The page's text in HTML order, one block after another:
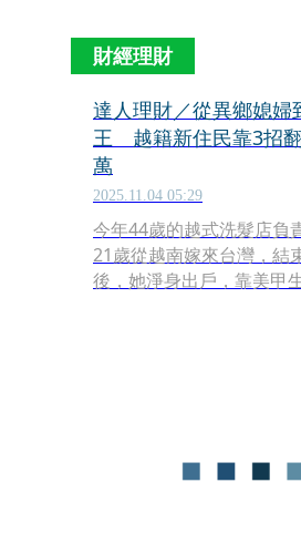
財經理財
達人理財／從異鄉媳婦
王 越籍新住民靠3招
萬
2025.11.04 05:29
今年44歲的越式洗髮店負
21歲從越南嫁來台灣，結
後，她淨身出戶，靠美甲